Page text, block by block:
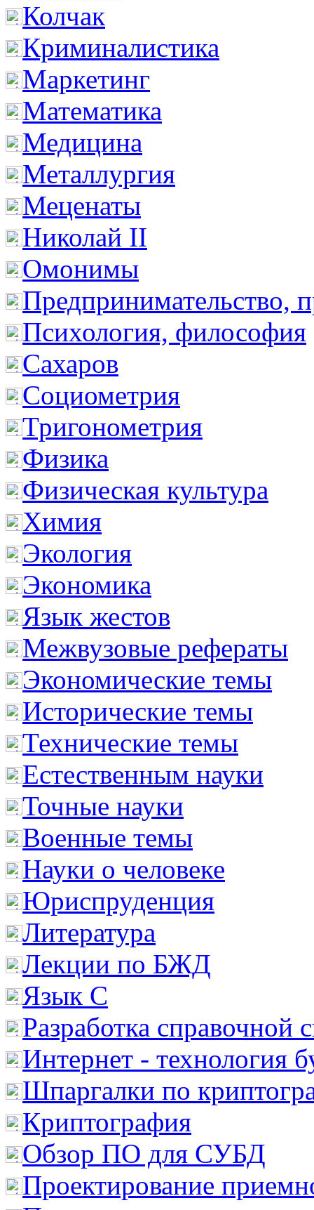
Колчак
Криминалистика
Маркетинг
Математика
Медицина
Металлургия
Меценаты
Николай II
Омонимы
Предпринимательство,
Психология, философия
Сахаров
Социометрия
Тригонометрия
Физика
Физическая культура
Химия
Экология
Экономика
Язык жестов
Межвузовые рефераты
Экономические темы
Исторические темы
Технические темы
Естественным науки
Точные науки
Военные темы
Науки о человеке
Юриспруденция
Литература
Лекции по БЖД
Язык С
Разработка справочной
Интернет - технология
Шпаргалки по
Криптография
Обзор ПО для СУБД
Проектирование